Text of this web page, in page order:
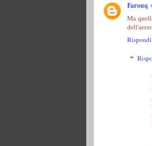
Farouq
Ma
Rispondi